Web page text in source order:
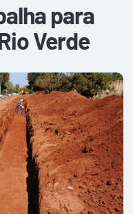
para
Verde